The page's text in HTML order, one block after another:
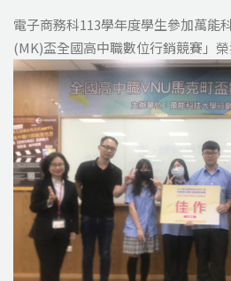
電子商務科113學年度學生參加萬能
(MK)盃全國高中職數位行銷競賽」榮